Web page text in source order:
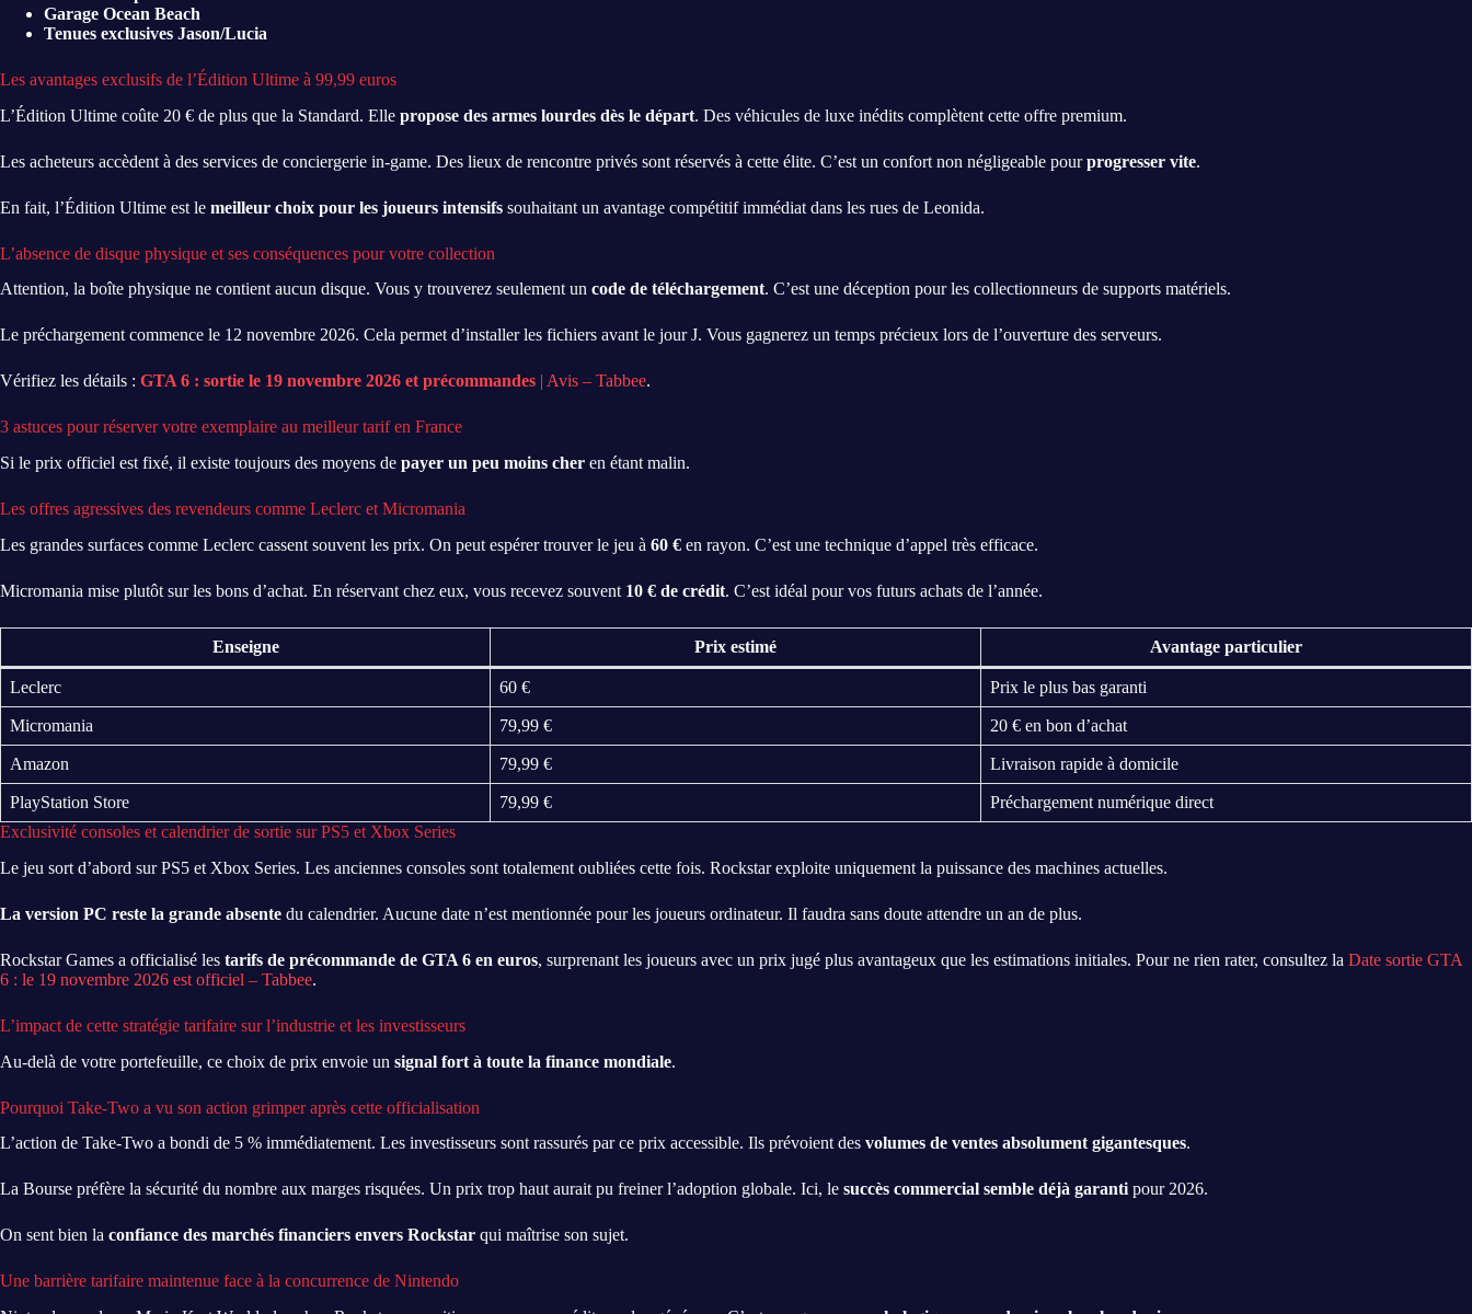
Garage Ocean Beach
Tenues exclusives Jason/Lucia
Les avantages exclusifs de l’Édition Ultime à 99,99 euros
L’Édition Ultime coûte 20 € de plus que la Standard. Elle propose des armes lourdes dès le départ. Des véhicules de luxe inédits complètent cette offre premium.
Les acheteurs accèdent à des services de conciergerie in-game. Des lieux de rencontre privés sont réservés à cette élite. C’est un confort non négligeable pourprogresser vite.
En fait, l’Édition Ultime est le meilleur choix pour les joueurs intensifs souhaitant un avantage compétitif immédiat dans les rues de Leonida.
L’absence de disque physique et ses conséquences pour votre collection
Attention, la boîte physique ne contient aucun disque. Vous y trouverez seulement un code de téléchargement. C’est une déception pour les collectionneurs de supports matériels.
Le préchargement commence le 12 novembre 2026. Cela permet d’installer les fichiers avant le jour J. Vous gagnerez un temps précieux lors de l’ouverture des serveurs.
Vérifiez les détails : GTA 6 : sortie le 19 novembre 2026 et précommandes | Avis – Tabbee.
3 astuces pour réserver votre exemplaire au meilleur tarif en France
Si le prix officiel est fixé, il existe toujours des moyens de payer un peu moins cher en étant malin.
Les offres agressives des revendeurs comme Leclerc et Micromania
Les grandes surfaces comme Leclerc cassent souvent les prix. On peut espérer trouver le jeu à 60 € en rayon. C’est une technique d’appel très efficace.
Micromania mise plutôt sur les bons d’achat. En réservant chez eux, vous recevez souvent 10 € de crédit. C’est idéal pour vos futurs achats de l’année.
Enseigne Prix estimé Avantage particulier
Leclerc 60 € Prix le plus bas garanti
Micromania 79,99 € 20 € en bon d’achat
Amazon 79,99 € Livraison rapide à domicile
PlayStation Store 79,99 €
Préchargement numérique direct
Exclusivité consoles et calendrier de sortie sur PS5 et Xbox Series
Le jeu sort d’abord sur PS5 et Xbox Series. Les anciennes consoles sont totalement oubliées cette fois. Rockstar exploite uniquement la puissance des machines actuelles.
La version PC reste la grande absente du calendrier. Aucune date n’est mentionnée pour les joueurs ordinateur. Il faudra sans doute attendre un an de plus.
Rockstar Games a officialisé les tarifs de précommande de GTA 6 en euros, surprenant les joueurs avec un prix jugé plus avantageux que les estimations initiales. Pour ne rien rater, consultez la Date sortie GTA
6 : le 19 novembre 2026 est officiel – Tabbee.
L’impact de cette stratégie tarifaire sur l’industrie et les investisseurs
Au-delà de votre portefeuille, ce choix de prix envoie un signal fort à toute la finance mondiale.
Pourquoi Take-Two a vu son action grimper après cette officialisation
L’action de Take-Two a bondi de 5 % immédiatement. Les investisseurs sont rassurés par ce prix accessible. Ils prévoient des volumes de ventes absolument gigantesques.
La Bourse préfère la sécurité du nombre aux marges risquées. Un prix trop haut aurait pu freiner l’adoption globale. Ici, le succès commercial semble déjà garanti pour 2026.
On sent bien la confiance des marchés financiers envers Rockstar qui maîtrise son sujet.
Une barrière tarifaire maintenue face à la concurrence de Nintendo